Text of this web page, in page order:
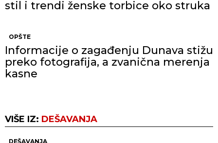
stil i trendi ženske torbice oko struka
OPŠTE
Informacije o zagađenju Dunava stižu
preko fotografija, a zvanična merenja
kasne
VIŠE IZ: DEŠAVANJA
DEŠAVANJA